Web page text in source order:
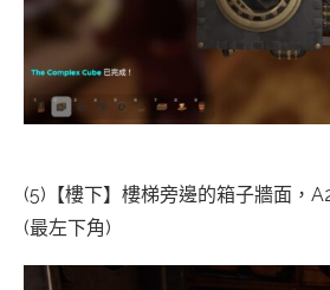
(5)【樓下】樓梯旁邊的箱子牆面，
(最左下角)